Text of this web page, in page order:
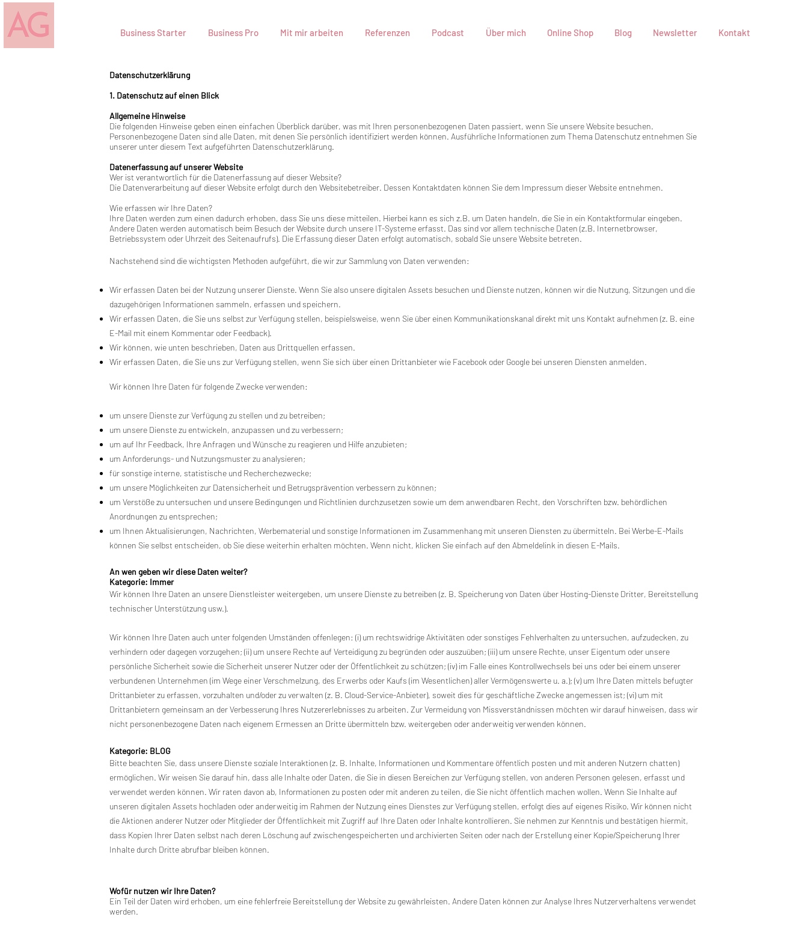
Business Starter Business Pro Mit mir arbeiten Referenzen Podcast Über mich Online Shop Blog Newsletter Kontakt
Datenschutzerklärung
1. Datenschutz auf einen Blick​
Allgemeine Hinweise
Die folgenden Hinweise geben einen einfachen Überblick darüber, was mit Ihren personenbezogenen Daten passiert, wenn Sie unsere Website besuchen.
Personenbezogene Daten sind alle Daten, mit denen Sie persönlich identifiziert werden können. Ausführliche Informationen zum Thema Datenschutz entnehmen Sie
unserer unter diesem Text aufgeführten Datenschutzerklärung.
Datenerfassung auf unserer Website​
Wer ist verantwortlich für die Datenerfassung auf dieser Website?
Die Datenverarbeitung auf dieser Website erfolgt durch den Websitebetreiber. Dessen Kontaktdaten können Sie dem Impressum dieser Website entnehmen.​
Wie erfassen wir Ihre Daten?​
Ihre Daten werden zum einen dadurch erhoben, dass Sie uns diese mitteilen. Hierbei kann es sich z.B. um Daten handeln, die Sie in ein Kontaktformular eingeben.
Andere Daten werden automatisch beim Besuch der Website durch unsere IT-Systeme erfasst. Das sind vor allem technische Daten (z.B. Internetbrowser,
Betriebssystem oder Uhrzeit des Seitenaufrufs). Die Erfassung dieser Daten erfolgt automatisch, sobald Sie unsere Website betreten.
Nachstehend sind die wichtigsten Methoden aufgeführt, die wir zur Sammlung von Daten verwenden:
Wir erfassen Daten bei der Nutzung unserer Dienste. Wenn Sie also unsere digitalen Assets besuchen und Dienste nutzen, können wir die Nutzung, Sitzungen und die
dazugehörigen Informationen sammeln, erfassen und speichern.
Wir erfassen Daten, die Sie uns selbst zur Verfügung stellen, beispielsweise, wenn Sie über einen Kommunikationskanal direkt mit uns Kontakt aufnehmen (z. B. eine
E-Mail mit einem Kommentar oder Feedback).
Wir können, wie unten beschrieben, Daten aus Drittquellen erfassen.
Wir erfassen Daten, die Sie uns zur Verfügung stellen, wenn Sie sich über einen Drittanbieter wie Facebook oder Google bei unseren Diensten anmelden.
Wir können Ihre Daten für folgende Zwecke verwenden:
um unsere Dienste zur Verfügung zu stellen und zu betreiben;
um unsere Dienste zu entwickeln, anzupassen und zu verbessern;
um auf Ihr Feedback, Ihre Anfragen und Wünsche zu reagieren und Hilfe anzubieten;
um Anforderungs- und Nutzungsmuster zu analysieren;
für sonstige interne, statistische und Recherchezwecke;
um unsere Möglichkeiten zur Datensicherheit und Betrugsprävention verbessern zu können;
um Verstöße zu untersuchen und unsere Bedingungen und Richtlinien durchzusetzen sowie um dem anwendbaren Recht, den Vorschriften bzw. behördlichen
Anordnungen zu entsprechen;
um Ihnen Aktualisierungen, Nachrichten, Werbematerial und sonstige Informationen im Zusammenhang mit unseren Diensten zu übermitteln. Bei Werbe-E-Mails
können Sie selbst entscheiden, ob Sie diese weiterhin erhalten möchten. Wenn nicht, klicken Sie einfach auf den Abmeldelink in diesen E-Mails.
An wen geben wir diese Daten weiter?
Kategorie: Immer
Wir können Ihre Daten an unsere Dienstleister weitergeben, um unsere Dienste zu betreiben (z. B. Speicherung von Daten über Hosting-Dienste Dritter, Bereitstellung
technischer Unterstützung usw.).
Wir können Ihre Daten auch unter folgenden Umständen offenlegen: (i) um rechtswidrige Aktivitäten oder sonstiges Fehlverhalten zu untersuchen, aufzudecken, zu
verhindern oder dagegen vorzugehen; (ii) um unsere Rechte auf Verteidigung zu begründen oder auszuüben; (iii) um unsere Rechte, unser Eigentum oder unsere
persönliche Sicherheit sowie die Sicherheit unserer Nutzer oder der Öffentlichkeit zu schützen; (iv) im Falle eines Kontrollwechsels bei uns oder bei einem unserer
verbundenen Unternehmen (im Wege einer Verschmelzung, des Erwerbs oder Kaufs (im Wesentlichen) aller Vermögenswerte u. a.); (v) um Ihre Daten mittels befugter
Drittanbieter zu erfassen, vorzuhalten und/oder zu verwalten (z. B. Cloud-Service-Anbieter), soweit dies für geschäftliche Zwecke angemessen ist; (vi) um mit
Drittanbietern gemeinsam an der Verbesserung Ihres Nutzererlebnisses zu arbeiten. Zur Vermeidung von Missverständnissen möchten wir darauf hinweisen, dass wir
nicht personenbezogene Daten nach eigenem Ermessen an Dritte übermitteln bzw. weitergeben oder anderweitig verwenden können.
Kategorie: BLOG
Bitte beachten Sie, dass unsere Dienste soziale Interaktionen (z. B. Inhalte, Informationen und Kommentare öffentlich posten und mit anderen Nutzern chatten)
ermöglichen. Wir weisen Sie darauf hin, dass alle Inhalte oder Daten, die Sie in diesen Bereichen zur Verfügung stellen, von anderen Personen gelesen, erfasst und
verwendet werden können. Wir raten davon ab, Informationen zu posten oder mit anderen zu teilen, die Sie nicht öffentlich machen wollen. Wenn Sie Inhalte auf
unseren digitalen Assets hochladen oder anderweitig im Rahmen der Nutzung eines Dienstes zur Verfügung stellen, erfolgt dies auf eigenes Risiko. Wir können nicht
die Aktionen anderer Nutzer oder Mitglieder der Öffentlichkeit mit Zugriff auf Ihre Daten oder Inhalte kontrollieren. Sie nehmen zur Kenntnis und bestätigen hiermit,
dass Kopien Ihrer Daten selbst nach deren Löschung auf zwischengespeicherten und archivierten Seiten oder nach der Erstellung einer Kopie/Speicherung Ihrer
Inhalte durch Dritte abrufbar bleiben können.
Wofür nutzen wir Ihre Daten?
Ein Teil der Daten wird erhoben, um eine fehlerfreie Bereitstellung der Website zu gewährleisten. Andere Daten können zur Analyse Ihres Nutzerverhaltens verwendet
werden.